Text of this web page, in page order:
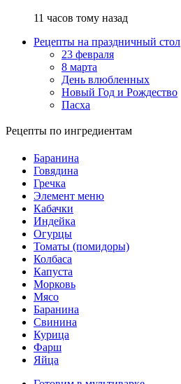
11 часов тому назад
Рецепты на праздничный стол
23 февраля
8 марта
День влюбленных
Новый Год и Рождество
Пасха
Рецепты по ингредиентам
Баранина
Говядина
Гречка
Элемент меню
Кабачки
Индейка
Огурцы
Томаты (помидоры)
Колбаса
Капуста
Морковь
Мясо
Баранина
Свинина
Курица
Фарш
Яйца